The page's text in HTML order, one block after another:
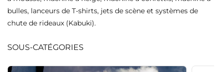
bulles, lanceurs de T-shirts, jets de scène et systèmes de
chute de rideaux (Kabuki).
SOUS-CATÉGORIES